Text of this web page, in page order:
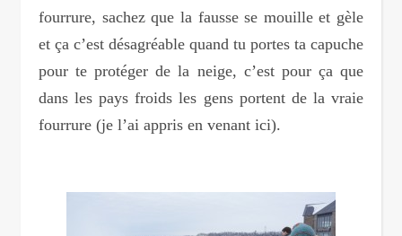
fourrure, sachez que la fausse se mouille et gèle
et ça c’est désagréable quand tu portes ta capuche
pour te protéger de la neige, c’est pour ça que
dans les pays froids les gens portent de la vraie
fourrure (je l’ai appris en venant ici).